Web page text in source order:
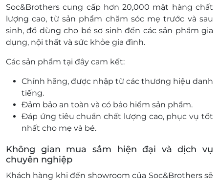
Soc&Brothers cung cấp hơn 20,000 mặt hàng chất
lượng cao, từ sản phẩm chăm sóc mẹ trước và sau
sinh, đồ dùng cho bé sơ sinh đến các sản phẩm gia
dụng, nội thất và sức khỏe gia đình.
Các sản phẩm tại đây cam kết:
Chính hãng, được nhập từ các thương hiệu danh
tiếng.
Đảm bảo an toàn và có bảo hiểm sản phẩm.
Đáp ứng tiêu chuẩn chất lượng cao, phục vụ tốt
nhất cho mẹ và bé.
Không gian mua sắm hiện đại và dịch vụ
chuyên nghiệp
Khách hàng khi đến showroom của Soc&Brothers sẽ